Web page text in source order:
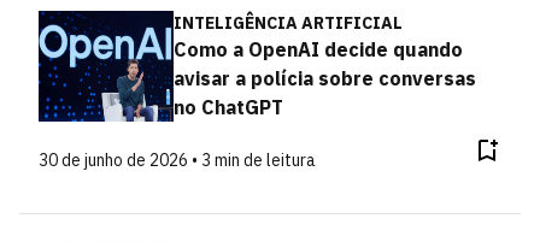
INTELIGÊNCIA ARTIFICIAL
Como a OpenAI decide quando
avisar a polícia sobre conversas
no ChatGPT
30 de junho de 2026 • 3 min de leitura